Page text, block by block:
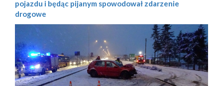
pojazdu i będąc pijanym spowodował zdarzenie
drogowe